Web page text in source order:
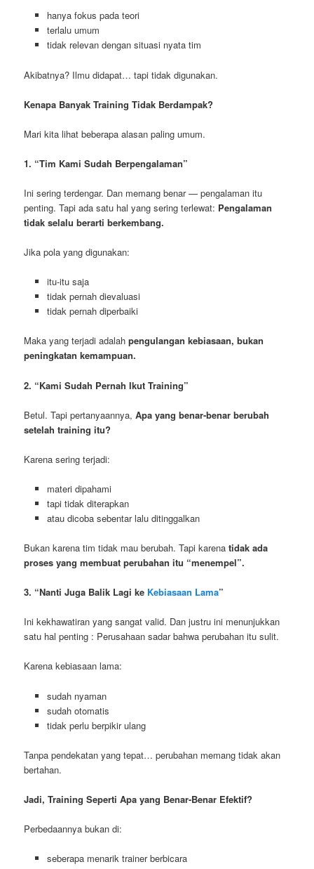
hanya fokus pada teori
terlalu umum
tidak relevan dengan situasi nyata tim
Akibatnya? Ilmu didapat… tapi tidak digunakan.
Kenapa Banyak Training Tidak Berdampak?
Mari kita lihat beberapa alasan paling umum.
1. “Tim Kami Sudah Berpengalaman”
Ini sering terdengar. Dan memang benar — pengalaman itu
penting. Tapi ada satu hal yang sering terlewat: Pengalaman
tidak selalu berarti berkembang.
Jika pola yang digunakan:
itu-itu saja
tidak pernah dievaluasi
tidak pernah diperbaiki
Maka yang terjadi adalahpengulangan kebiasaan, bukan
peningkatan kemampuan.
2. “Kami Sudah Pernah Ikut Training”
Betul. Tapi pertanyaannya,Apa yang benar-benar berubah
setelah training itu?
Karena sering terjadi:
materi dipahami
tapi tidak diterapkan
atau dicoba sebentar lalu ditinggalkan
Bukan karena tim tidak mau berubah. Tapi karenatidak ada
proses yang membuat perubahan itu “menempel”.
3. “Nanti Juga Balik Lagi ke Kebiasaan Lama”
Ini kekhawatiran yang sangat valid. Dan justru ini menunjukkan
satu hal penting : Perusahaan sadar bahwa perubahan itu sulit.
Karena kebiasaan lama:
sudah nyaman
sudah otomatis
tidak perlu berpikir ulang
Tanpa pendekatan yang tepat… perubahan memang tidak akan
bertahan.
Jadi, Training Seperti Apa yang Benar-Benar Efektif?
Perbedaannya bukan di:
seberapa menarik trainer berbicara